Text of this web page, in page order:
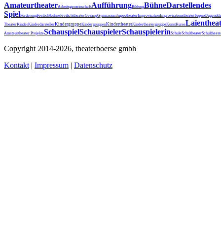
AmateurtheaterArbeitsgemeinschaftAufführungBildungBühneDarstellendes
SpielFörderungFreilichtbühneFreilichttheaterGesangGymnasiumImprotheaterImprovisationImprovisationstheaterJugend
TheaterKinderKinderdarstellerKindergruppeKindergruppenKindertheaterKindertheatergruppeKunstKurse
Amateurtheater. ProjekteSchauspielSchauspielerSchauspielerinSchuleSchultheater
Copyright 2014-2026, theaterboerse gmbh
Kontakt | Impressum | Datenschutz